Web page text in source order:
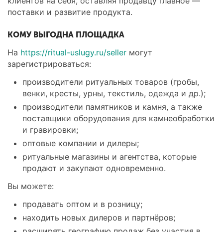
поставки и развитие продукта.
КОМУ ВЫГОДНА ПЛОЩАДКА
На https://ritual-uslugy.ru/seller могут
зарегистрироваться:
производители ритуальных товаров (гробы,
венки, кресты, урны, текстиль, одежда и др.);
производители памятников и камня, а также
поставщики оборудования для камнеобработки
и гравировки;
оптовые компании и дилеры;
ритуальные магазины и агентства, которые
продают и закупают одновременно.
Вы можете:
продавать оптом и в розницу;
находить новых дилеров и партнёров;